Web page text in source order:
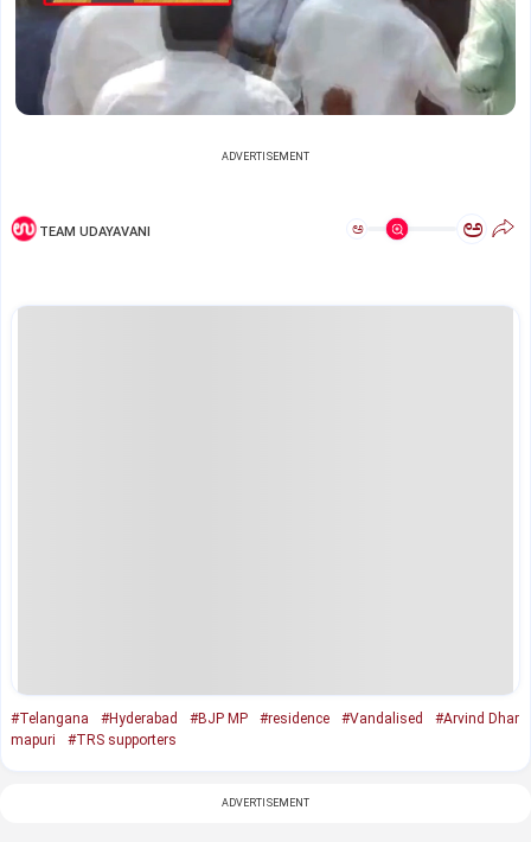
ADVERTISEMENT
TEAM UDAYAVANI ಅ ಅ
#Telangana #Hyderabad #BJP MP #residence #Vandalised
#Arvind Dhar
mapuri
#TRS supporters
ADVERTISEMENT